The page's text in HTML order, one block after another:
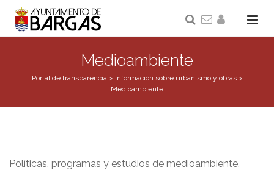
Medioambiente
Portal de transparencia> Información sobre urbanismo y obras>
Medioambiente
Políticas, programas y estudios de medioambiente.